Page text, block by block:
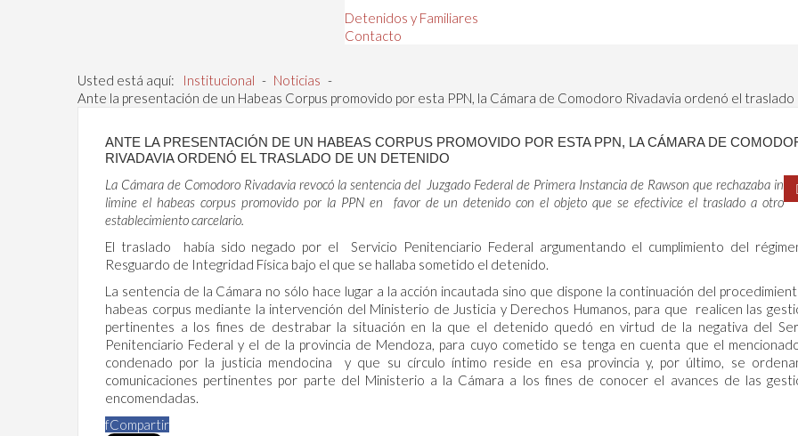
Detenidos y Familiares
Contacto
Usted está aquí: Institucional - Noticias -
Ante la presentación de un Habeas Corpus promovido por esta PPN, la Cámara de Comodoro Rivadavia ordenó el
ANTE LA PRESENTACIÓN DE UN HABEAS CORPUS PROMOVIDO POR ESTA PPN, LA CÁMARA DE
RIVADAVIA ORDENÓ EL TRASLADO DE UN DETENIDO
La Cámara de Comodoro Rivadavia revocó la sentencia del Juzgado Federal de Primera Instancia de Rawson que rechazaba in
limine el habeas corpus promovido por la PPN en favor de un detenido con el objeto que se efectivice el traslado a otro
establecimiento carcelario.
El traslado había sido negado por el Servicio Penitenciario Federal argumentando el cumplimiento del
Resguardo de Integridad Física bajo el que se hallaba sometido el detenido.
La sentencia de la Cámara no sólo hace lugar a la acción incautada sino que dispone la continuación del
habeas corpus mediante la intervención del Ministerio de Justicia y Derechos Humanos, para que realicen las
pertinentes a los fines de destrabar la situación en la que el detenido quedó en virtud de la negativa del
Penitenciario Federal y el de la provincia de Mendoza, para cuyo cometido se tenga en cuenta que el
condenado por la justicia mendocina y que su círculo íntimo reside en esa provincia y, por último, se
comunicaciones pertinentes por parte del Ministerio a la Cámara a los fines de conocer el avances de las
encomendadas.
fCompartir